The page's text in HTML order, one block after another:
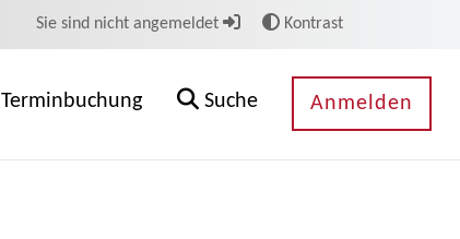
Sie sind nicht angemeldet Kontrast
Terminbuchung Suche Anmelden